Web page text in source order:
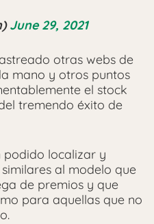
June 29, 2021
otras webs de
mano y otros puntos
el stock
tremendo éxito de
podido localizar y
al modelo que
de premios y que
para aquellas que no